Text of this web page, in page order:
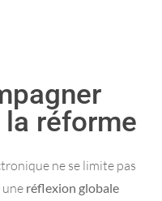
réforme
ne se limite pas
une réflexion globale